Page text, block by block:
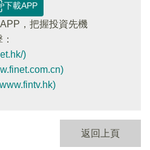
下載APP
，把握投資先機
)
返回上頁